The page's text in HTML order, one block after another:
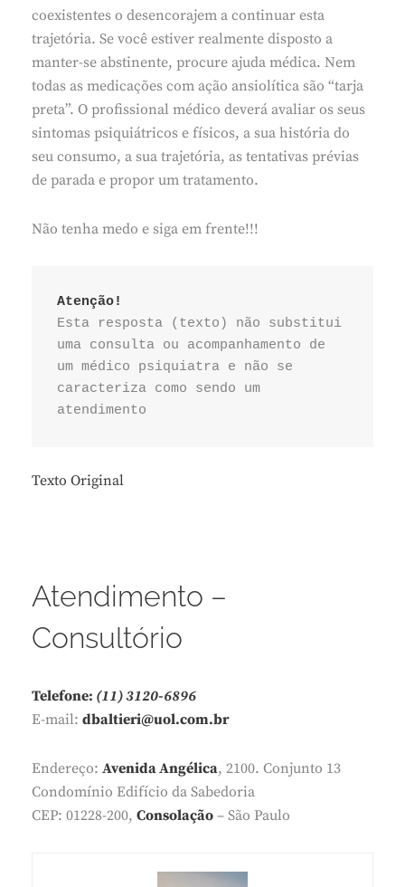
coexistentes o desencorajem a continuar esta
trajetória. Se você estiver realmente disposto a
manter-se abstinente, procure ajuda médica. Nem
todas as medicações com ação ansiolítica são “tarja
preta”. O profissional médico deverá avaliar os seus
sintomas psiquiátricos e físicos, a sua história do
seu consumo, a sua trajetória, as tentativas prévias
de parada e propor um tratamento.
Não tenha medo e siga em frente!!!
Atenção!
Esta resposta (texto) não substitui
uma consulta ou acompanhamento de
um médico psiquiatra e não se
caracteriza como sendo um
atendimento
Texto Original
Atendimento –
Consultório
Telefone: (11) 3120-6896
E-mail: dbaltieri@uol.com.br
Endereço: Avenida Angélica, 2100. Conjunto 13
Condomínio Edifício da Sabedoria
CEP: 01228-200, Consolação – São Paulo